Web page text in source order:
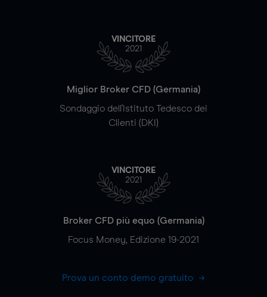
VINCITORE
2021
Miglior Broker CFD (Germania)
Sondaggio dell'Istituto Tedesco dei
Clienti (DKI)
VINCITORE
2021
Broker CFD più equo (Germania)
Focus Money, Edizione 19-2021
Prova un conto demo gratuito